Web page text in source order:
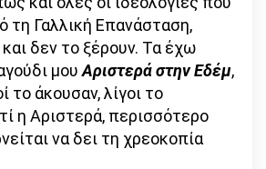
τη Γαλλική Επανάσταση,
δεν το ξέρουν. Τα έχω
μουΑριστερά στην Εδέμ,
το άκουσαν, λίγοι το
η Αριστερά, περισσότερο
να δει τη χρεοκοπία